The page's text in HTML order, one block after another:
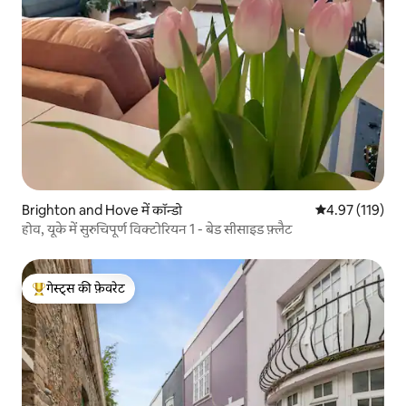
Brighton and Hove में कॉन्डो औसत रेटिंग 5 में से
4.97 (119)
होव, यूके में सुरुचिपूर्ण विक्टोरियन 1 - बेड सीसाइड फ़्लैट
गेस्ट्स का टॉप फ़ेवरेट
गेस्ट्स की फ़ेवरेट